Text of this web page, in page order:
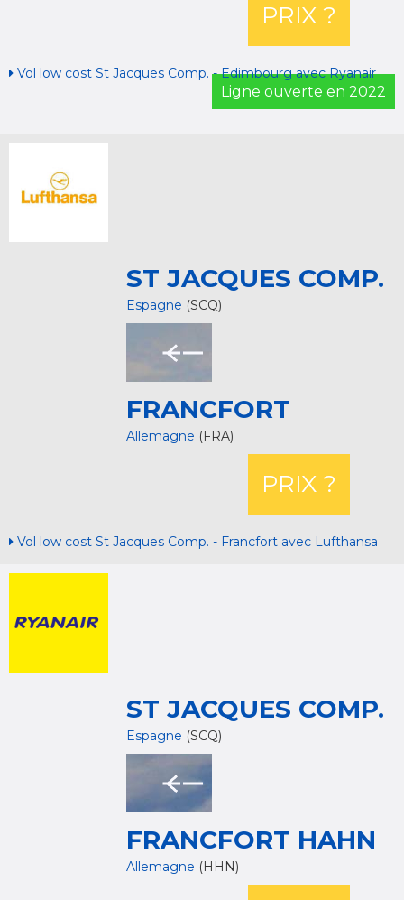
PRIX ?
Vol low cost St Jacques Comp. - Edimbourg avec Ryanair
Ligne ouverte en 2022
ST JACQUES COMP.
Espagne (SCQ)
FRANCFORT
Allemagne (FRA)
PRIX ?
Vol low cost St Jacques Comp. - Francfort avec Lufthansa
ST JACQUES COMP.
Espagne (SCQ)
FRANCFORT HAHN
Allemagne (HHN)